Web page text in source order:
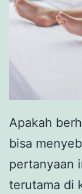
Apakah
bisa
pertanyaan
terutama di